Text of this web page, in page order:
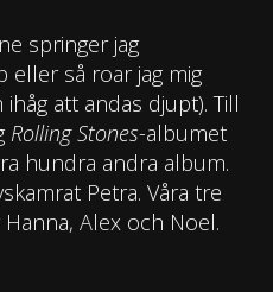
springer jag
eller så roar jag mig
att andas djupt). Till
Rolling Stones-albumet
hundra andra album.
Petra. Våra tre
Alex och Noel.